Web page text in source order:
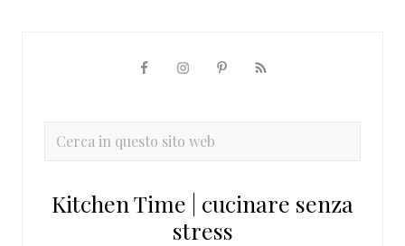
primaria
Cerca
sito
Kitchen Time | cucinare senza
stress